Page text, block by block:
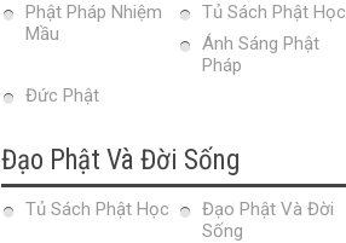
Phật Pháp Nhiệm
Mầu
Tủ Sách Phật Học
Ánh Sáng Phật
Pháp
Đức Phật
Đạo Phật Và Đời Sống
Tủ Sách Phật Học
Đạo Phật Và Đời
Sống